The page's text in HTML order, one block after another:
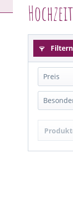
Hochzeit
Filtern
Preis